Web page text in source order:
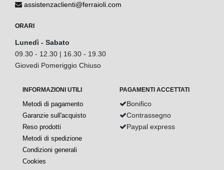
assistenzaclienti@ferraioli.com
ORARI
Lunedì - Sabato
09.30 - 12.30 | 16.30 - 19.30
Giovedi Pomeriggio Chiuso
INFORMAZIONI UTILI
Metodi di pagamento
Garanzie sull'acquisto
Reso prodotti
Metodi di spedizione
Condizioni generali
Cookies
PAGAMENTI ACCETTATI
Bonifico
Contrassegno
Paypal express